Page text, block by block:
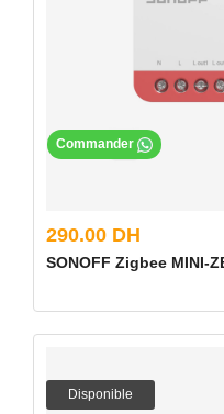
290.00 DH
SONOFF Zigbee MINI-
Commander
Disponible